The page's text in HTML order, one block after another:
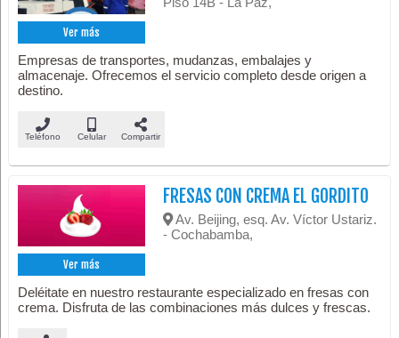
Ver más
Empresas de transportes, mudanzas, embalajes y
almacenaje. Ofrecemos el servicio completo desde origen a
destino.
Teléfono Celular Compartir
Ver más
FRESAS CON CREMA EL GORDITO
Av. Beijing, esq. Av. Víctor Ustariz.
- Cochabamba,
Deléitate en nuestro restaurante especializado en fresas con
crema. Disfruta de las combinaciones más dulces y frescas.